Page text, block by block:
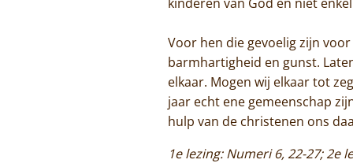
Voor hen die gevoelig zijn
barmhartigheid en gunst.
elkaar. Mogen wij elkaar tot
jaar echt ene gemeenschap
hulp van de christenen ons
1e lezing: Numeri 6, 22-27; 2e